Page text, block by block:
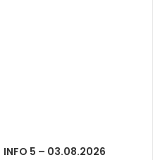
INFO 5 – 03.08.2026